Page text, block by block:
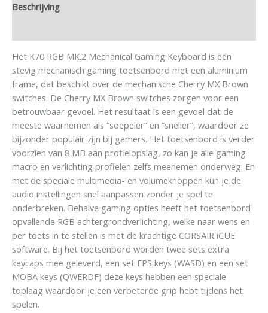
Beschrijving
Het K70 RGB MK.2 Mechanical Gaming Keyboard is een
stevig mechanisch gaming toetsenbord met een aluminium
frame, dat beschikt over de mechanische Cherry MX Brown
switches. De Cherry MX Brown switches zorgen voor een
betrouwbaar gevoel. Het resultaat is een gevoel dat de
meeste waarnemen als “soepeler” en “sneller”, waardoor ze
bijzonder populair zijn bij gamers. Het toetsenbord is verder
voorzien van 8 MB aan profielopslag, zo kan je alle gaming
macro en verlichting profielen zelfs meenemen onderweg. En
met de speciale multimedia- en volumeknoppen kun je de
audio instellingen snel aanpassen zonder je spel te
onderbreken. Behalve gaming opties heeft het toetsenbord
opvallende RGB achtergrondverlichting, welke naar wens en
per toets in te stellen is met de krachtige CORSAIR iCUE
software. Bij het toetsenbord worden twee sets extra
keycaps mee geleverd, een set FPS keys (WASD) en een set
MOBA keys (QWERDF) deze keys hebben een speciale
toplaag waardoor je een verbeterde grip hebt tijdens het
spelen.